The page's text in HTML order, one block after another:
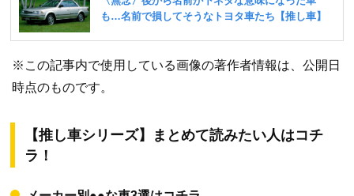
※この記事内で使用している画像の著作者情報は、公開日
時点のものです。
【推し車シリーズ】まとめて読みたい人はコチ
ラ！